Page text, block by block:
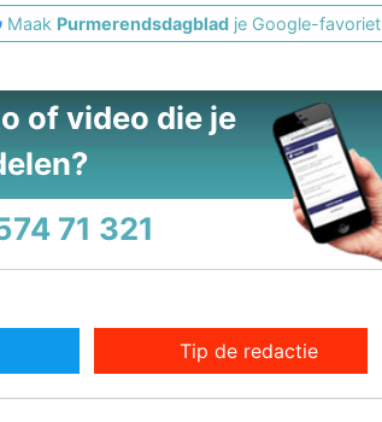
Maak Purmerendsdagblad je Google-favoriet
of video die je
71 321
Tip de redactie